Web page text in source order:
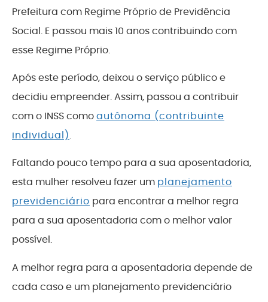
Prefeitura com Regime Próprio de Previdência
Social. E passou mais 10 anos contribuindo com
esse Regime Próprio.
Após este período, deixou o serviço público e
decidiu empreender. Assim, passou a contribuir
com o INSS comoautônoma (contribuinte
individual).
Faltando pouco tempo para a sua aposentadoria,
esta mulher resolveu fazer um planejamento
previdenciário para encontrar a melhor regra
para a sua aposentadoria com o melhor valor
possível.
A melhor regra para a aposentadoria depende de
cada caso e um planejamento previdenciário